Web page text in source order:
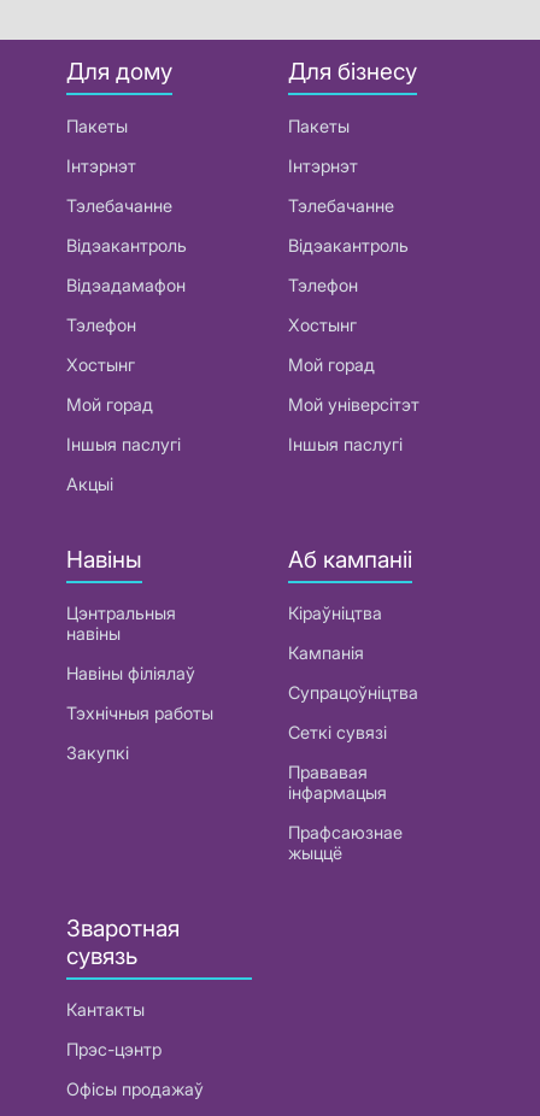
Для дому
Пакеты
Інтэрнэт
Тэлебачанне
Відэакантроль
Відэадамафон
Тэлефон
Хостынг
Мой горад
Іншыя паслугі
Акцыі
Для бізнесу
Пакеты
Інтэрнэт
Тэлебачанне
Відэакантроль
Тэлефон
Хостынг
Мой горад
Мой універсітэт
Іншыя паслугі
Навіны
Цэнтральныя
навіны
Навіны філіялаў
Тэхнічныя работы
Закупкі
Аб кампаніі
Кіраўніцтва
Кампанія
Супрацоўніцтва
Сеткі сувязі
Прававая
інфармацыя
Прафсаюзнае
жыццё
Зваротная
сувязь
Кантакты
Прэс-цэнтр
Офісы продажаў